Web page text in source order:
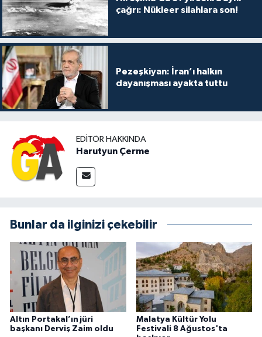
çağrı: Nükleer silahlara son!
Pezeşkiyan: İran’ı halkın
dayanışması ayakta tuttu
EDITÖR HAKKINDA
Harutyun Çerme
Bunlar da ilginizi çekebilir
Altın Portakal’ın jüri
başkanı Derviş Zaim oldu
Malatya Kültür Yolu
Festivali 8 Ağustos'ta